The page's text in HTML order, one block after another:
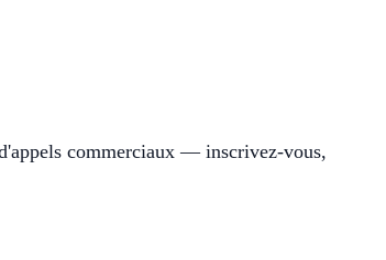
commerciaux — inscrivez-vous,